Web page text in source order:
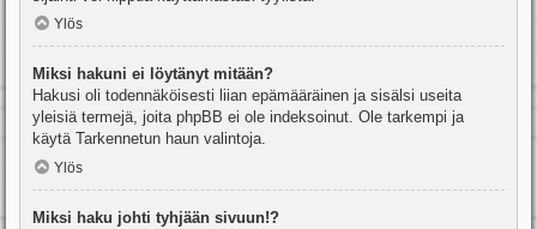
Ylös
Miksi hakuni ei löytänyt mitään?
Hakusi oli todennäköisesti liian epämääräinen ja sisälsi useita
yleisiä termejä, joita phpBB ei ole indeksoinut. Ole tarkempi ja
käytä Tarkennetun haun valintoja.
Ylös
Miksi haku johti tyhjään sivuun!?